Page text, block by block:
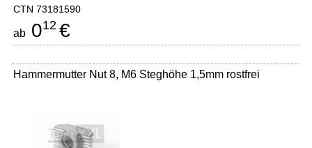
CTN 73181590
ab 012 €
Hammermutter Nut 8, M6 Steghöhe 1,5mm rostfrei